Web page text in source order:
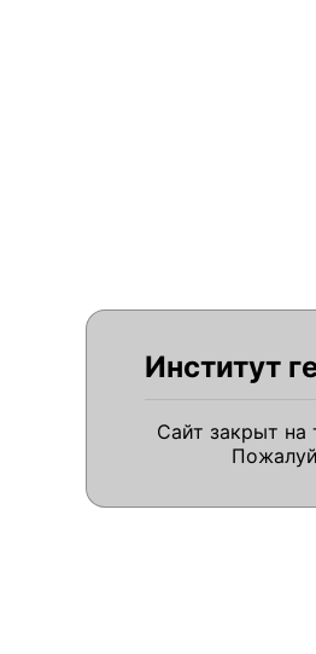
Институт
Сайт закрыт на